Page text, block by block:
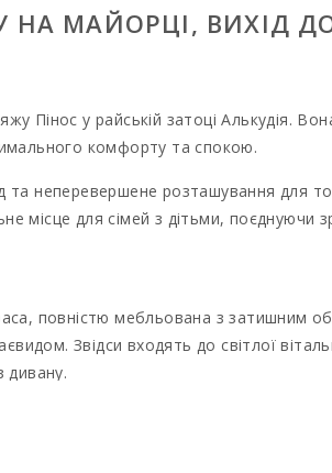
НА МАЙОРЦІ, ВИХIД
Пінос у райській затоці Алькудія.
комфорту та спокою.
та неперевершене розташування для
для сімей з дітьми, поєднуючи
повністю мебльована з затишним
Звідси входять до світлої
дивану.